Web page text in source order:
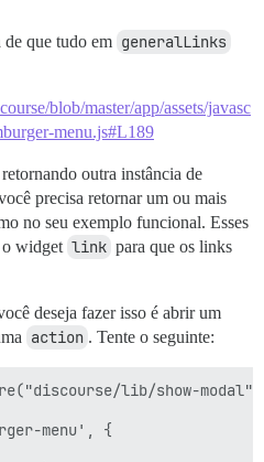
que tudo em generalLinks
blob/master/app/assets/javasc
menu.js#L189
outra instância de
precisa retornar um ou mais
no seu exemplo funcional. Esses
o widget link para que os links
deseja fazer isso é abrir um
action . Tente o seguinte:
lib/show-
menu', {